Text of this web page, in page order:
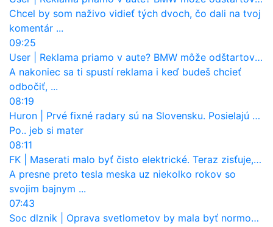
Chcel by som naživo vidieť tých dvoch, čo dali na tvoj
komentár ...
09:25
User
Reklama priamo v aute? BMW môže odštartovať nový trend
A nakoniec sa ti spustí reklama i keď budeš chcieť
odbočiť, ...
08:19
Huron
Prvé fixné radary sú na Slovensku. Posielajú už pokuty? Ukáže ich Waze?
Po.. jeb si mater
08:11
FK
Maserati malo byť čisto elektrické. Teraz zisťuje, že potrebuje nový osemvalcový motor
A presne preto tesla meska uz niekolko rokov so
svojim bajnym ...
07:43
Soc dlznik
Oprava svetlometov by mala byť normou. Jeden nový dnes stojí priemerne 1251 eur!